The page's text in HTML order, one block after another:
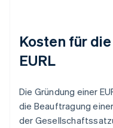
Kosten für
EURL
Die Gründung einer
die Beauftragung
der